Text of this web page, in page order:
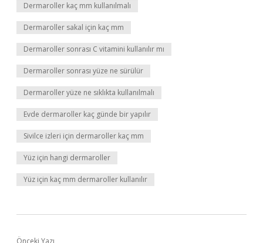
Dermaroller kaç mm kullanılmalı
Dermaroller sakal için kaç mm
Dermaroller sonrası C vitamini kullanılır mı
Dermaroller sonrası yüze ne sürülür
Dermaroller yüze ne sıklıkta kullanılmalı
Evde dermaroller kaç günde bir yapılır
Sivilce izleri için dermaroller kaç mm
Yüz için hangi dermaroller
Yüz için kaç mm dermaroller kullanılır
Önceki Yazı